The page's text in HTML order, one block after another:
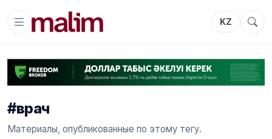
KZ
#врач
Материалы, опубликованные по этому тегу.